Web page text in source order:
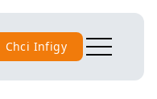
Chci Infigy